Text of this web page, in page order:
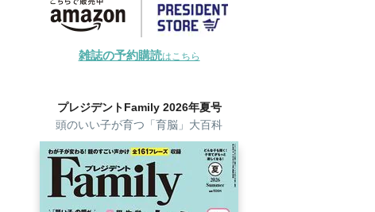
雑誌の予約購読はこちら
プレジデントFamily 2026年夏号
頭のいい子が育つ「育脳」大百科